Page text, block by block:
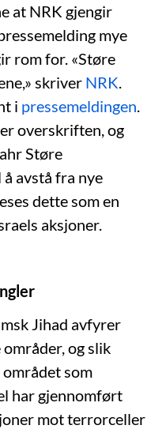
at NRK gjengir
mye
rom for. «Støre
skriver NRK
i pressemeldingen
overskriften, og
Støre
avstå fra nye
dette som en
aksjoner.
Jihad avfyrer
og slik
som
har gjennomført
mot terrorceller